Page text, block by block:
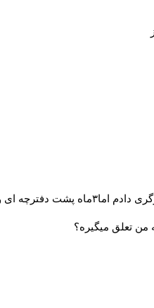
سلام من درخواست کارت ایثارگری دادم اما۳ماه پشت دفترچه ای و
میگیره؟